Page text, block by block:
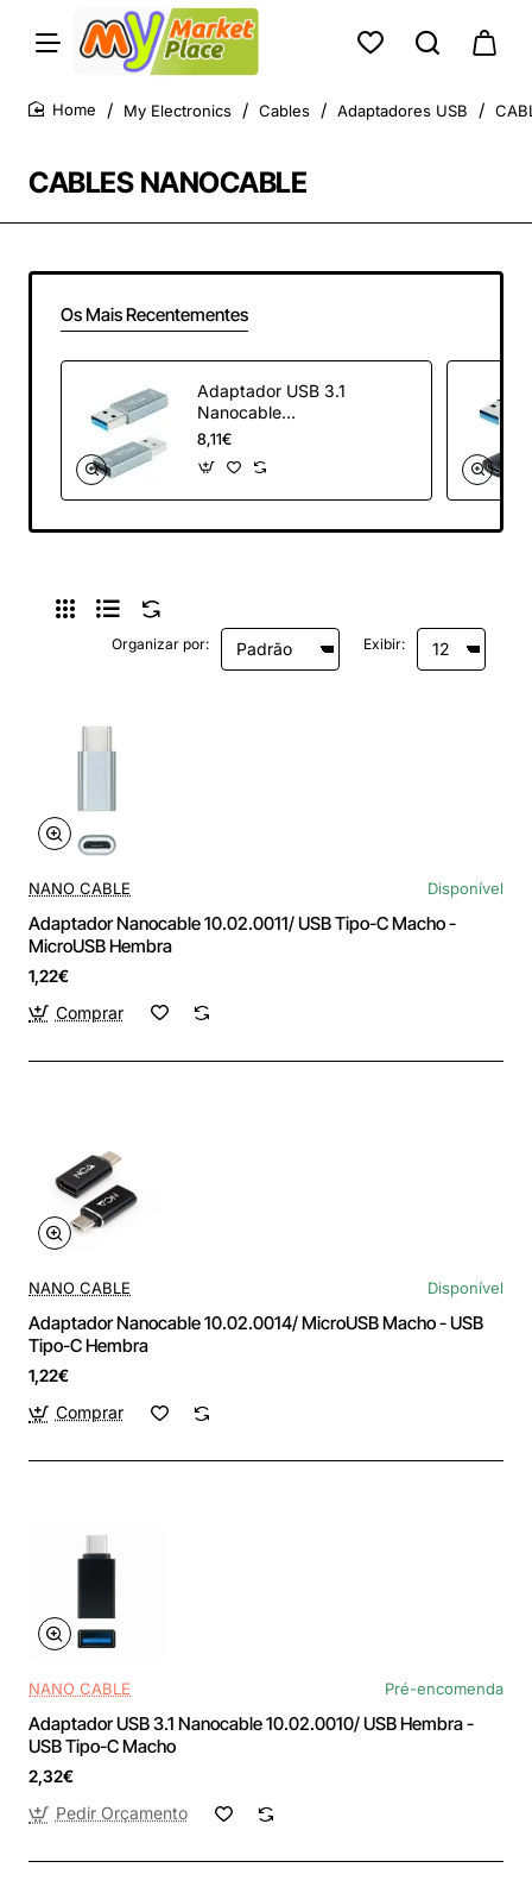
CABLES NANOCABLE
My Electronics Cables Adaptadores USB
Os Mais Recentementes
Adaptador USB 3.1
Nanocable
10.02.0013/ USB
Macho - USB Tipo-
C Hembra
8,11€
Organizar por: Exibir:
NANO CABLE Disponível
Adaptador Nanocable 10.02.0011/ USB Tipo-C Macho -
MicroUSB Hembra
1,22€
Comprar
NANO CABLE Disponível
Adaptador Nanocable 10.02.0014/ MicroUSB Macho - USB
Tipo-C Hembra
1,22€
Comprar
NANO CABLE Pré-encomenda
Adaptador USB 3.1 Nanocable 10.02.0010/ USB Hembra -
USB Tipo-C Macho
2,32€
Pedir Orçamento